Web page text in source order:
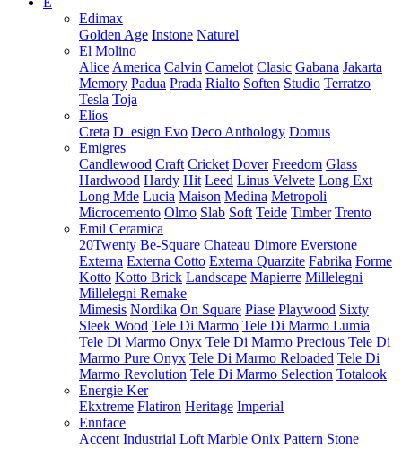
Edimax
Golden Age Instone Naturel
El Molino
Alice America Calvin Camelot Clasic Gabana Jakarta
Memory Padua Prada Rialto Soften Studio Terratzo
Tesla Toja
Elios
Creta D_esign Evo Deco Anthology Domus
Emigres
Candlewood Craft Cricket Dover Freedom Glass
Hardwood Hardy Hit Leed Linus Velvete Long Ext
Long Mde Lucia Maison Medina Metropoli
Microcemento Olmo Slab Soft Teide Timber Trento
Emil Ceramica
20Twenty Be-Square Chateau Dimore Everstone
Externa Externa Cotto Externa Quarzite Fabrika Forme
Kotto Kotto Brick Landscape Mapierre Millelegni
Millelegni Remake
Mimesis Nordika On Square Piase Playwood Sixty
Sleek Wood Tele Di Marmo Tele Di Marmo Lumia
Tele Di Marmo Onyx Tele Di Marmo Precious Tele Di
Marmo Pure Onyx Tele Di Marmo Reloaded Tele Di
Marmo Revolution Tele Di Marmo Selection Totalook
Energie Ker
Ekxtreme Flatiron Heritage Imperial
Ennface
Accent Industrial Loft Marble Onix Pattern Stone